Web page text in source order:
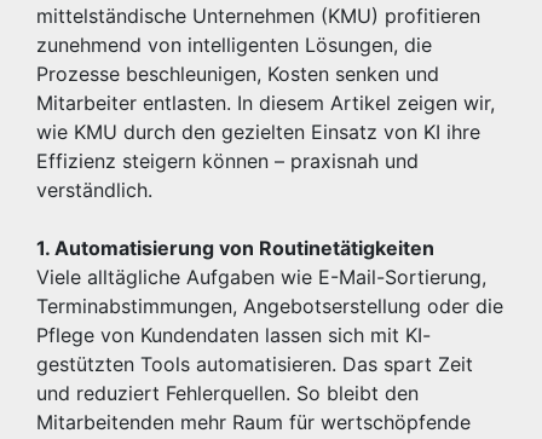
mittelständische Unternehmen (KMU) profitieren
zunehmend von intelligenten Lösungen, die
Prozesse beschleunigen, Kosten senken und
Mitarbeiter entlasten. In diesem Artikel zeigen wir,
wie KMU durch den gezielten Einsatz von KI ihre
Effizienz steigern können – praxisnah und
verständlich.
1. Automatisierung von Routinetätigkeiten
Viele alltägliche Aufgaben wie E-Mail-Sortierung,
Terminabstimmungen, Angebotserstellung oder die
Pflege von Kundendaten lassen sich mit KI-
gestützten Tools automatisieren. Das spart Zeit
und reduziert Fehlerquellen. So bleibt den
Mitarbeitenden mehr Raum für wertschöpfende